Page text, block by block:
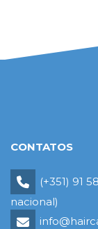
CONTATOS
(+351) 91
nacional)